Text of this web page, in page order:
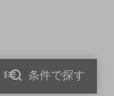
条件で探す
ィンドウで開く